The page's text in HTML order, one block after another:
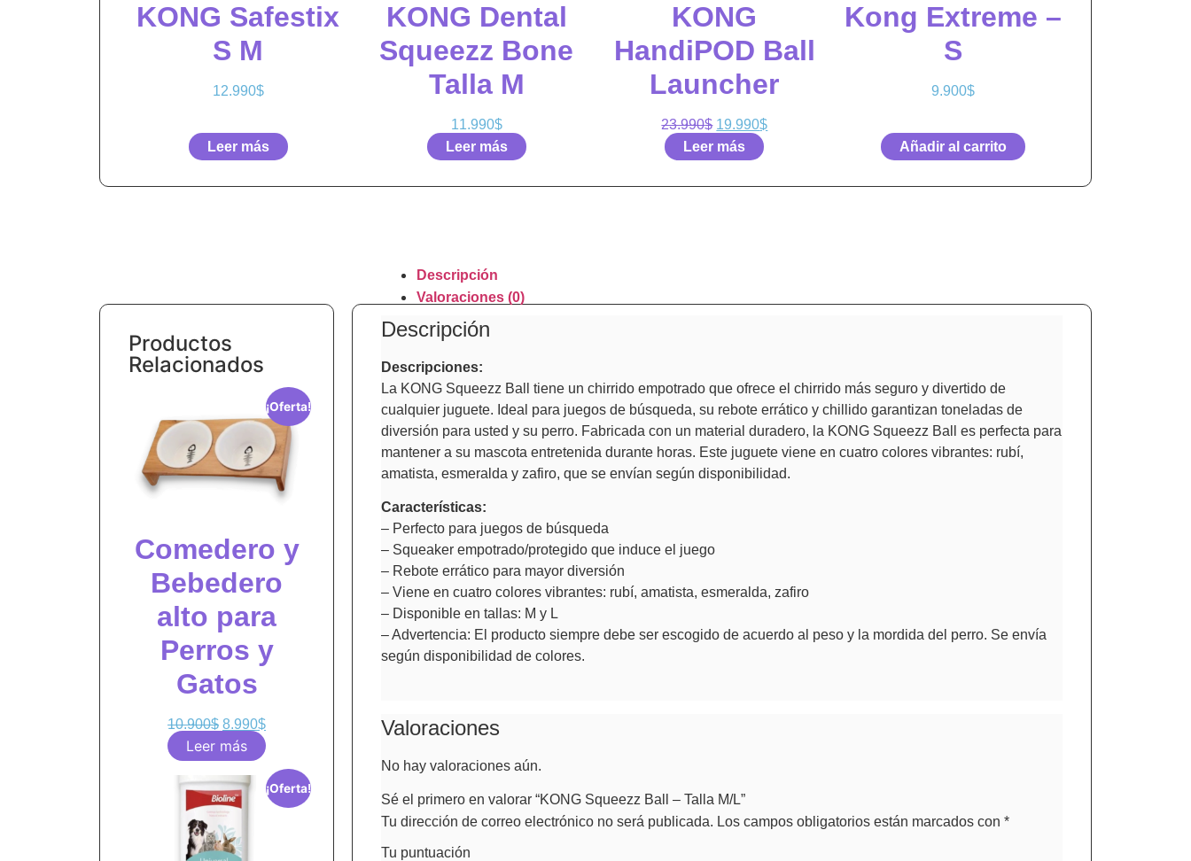
KONG Safestix
S M
12.990$
Leer más
KONG Dental
Squeezz Bone
Talla M
11.990$
Leer más
KONG
HandiPOD Ball
Launcher
23.990$ 19.990$
Leer más
Kong Extreme –
S
9.900$
Añadir al carrito
Productos
Relacionados
¡Oferta!
Comedero y
Bebedero
alto para
Perros y
Gatos
10.900$ 8.990$
Leer más
¡Oferta!
Descripción
Valoraciones (0)
Descripción
Descripciones:
La KONG Squeezz Ball tiene un chirrido empotrado que ofrece el chirrido más seguro y divertido de
cualquier juguete. Ideal para juegos de búsqueda, su rebote errático y chillido garantizan toneladas de
diversión para usted y su perro. Fabricada con un material duradero, la KONG Squeezz Ball es perfecta para
mantener a su mascota entretenida durante horas. Este juguete viene en cuatro colores vibrantes: rubí,
amatista, esmeralda y zafiro, que se envían según disponibilidad.
Características:
– Perfecto para juegos de búsqueda
– Squeaker empotrado/protegido que induce el juego
– Rebote errático para mayor diversión
– Viene en cuatro colores vibrantes: rubí, amatista, esmeralda, zafiro
– Disponible en tallas: M y L
– Advertencia: El producto siempre debe ser escogido de acuerdo al peso y la mordida del perro. Se envía
según disponibilidad de colores.
Valoraciones
No hay valoraciones aún.
Sé el primero en valorar “KONG Squeezz Ball – Talla M/L”
Tu dirección de correo electrónico no será publicada. Los campos obligatorios están marcados con *
Tu puntuación